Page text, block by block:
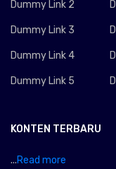
Dummy Link 2
Dummy Link 3
Dummy Link 4
Dummy Link 5
KONTEN TERBARU
...Read more